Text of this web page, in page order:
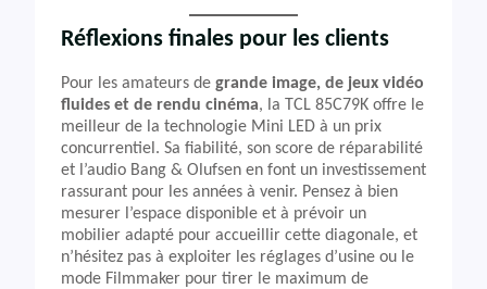
Réflexions finales pour les clients
Pour les amateurs de grande image, de jeux vidéo
fluides et de rendu cinéma, la TCL 85C79K offre le
meilleur de la technologie Mini LED à un prix
concurrentiel. Sa fiabilité, son score de réparabilité
et l’audio Bang & Olufsen en font un investissement
rassurant pour les années à venir. Pensez à bien
mesurer l’espace disponible et à prévoir un
mobilier adapté pour accueillir cette diagonale, et
n’hésitez pas à exploiter les réglages d’usine ou le
mode Filmmaker pour tirer le maximum de